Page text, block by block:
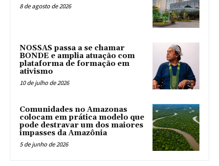
8 de agosto de 2026
NOSSAS passa a se chamar
BONDE e amplia atuação com
plataforma de formação em
ativismo
10 de julho de 2026
Comunidades no Amazonas
colocam em prática modelo que
pode destravar um dos maiores
impasses da Amazônia
5 de junho de 2026